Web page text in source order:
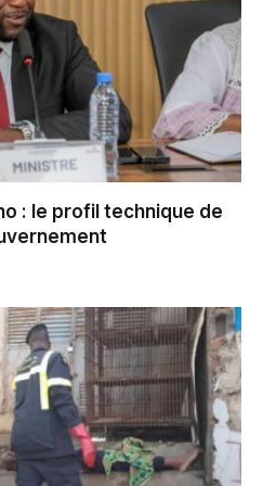
: le profil technique de